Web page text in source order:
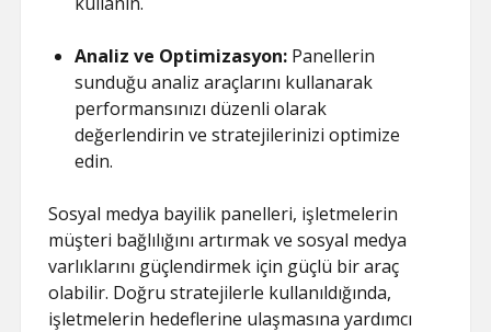
Analiz ve Optimizasyon: Panellerin
sunduğu analiz araçlarını kullanarak
performansınızı düzenli olarak
değerlendirin ve stratejilerinizi optimize
edin.
Sosyal medya bayilik panelleri, işletmelerin
müşteri bağlılığını artırmak ve sosyal medya
varlıklarını güçlendirmek için güçlü bir araç
olabilir. Doğru stratejilerle kullanıldığında,
işletmelerin hedeflerine ulaşmasına yardımcı